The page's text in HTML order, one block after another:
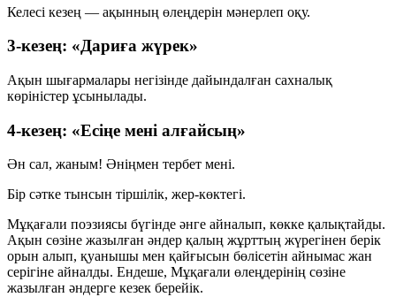
Келесі кезең — ақынның өлеңдерін мәнерлеп оқу.
3-кезең: «Дариға жүрек»
Ақын шығармалары негізінде дайындалған сахналық
көріністер ұсынылады.
4-кезең: «Есіңе мені алғайсың»
Ән сал, жаным! Әніңмен тербет мені.
Бір сәтке тынсын тіршілік, жер-көктегі.
Мұқағали поэзиясы бүгінде әнге айналып, көкке қалықтайды.
Ақын сөзіне жазылған әндер қалың жұрттың жүрегінен берік
орын алып, қуанышы мен қайғысын бөлісетін айнымас жан
серігіне айналды. Ендеше, Мұқағали өлеңдерінің сөзіне
жазылған әндерге кезек берейік.